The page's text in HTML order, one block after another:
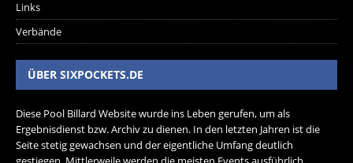
Links
Verbände
ÜBER SIXPOCKETS.DE
Diese Pool Billard Website wurde ins Leben gerufen, um als
Ergebnisdienst bzw. Archiv zu dienen. In den letzten Jahren ist die
Seite stetig gewachsen und der eigentliche Umfang deutlich